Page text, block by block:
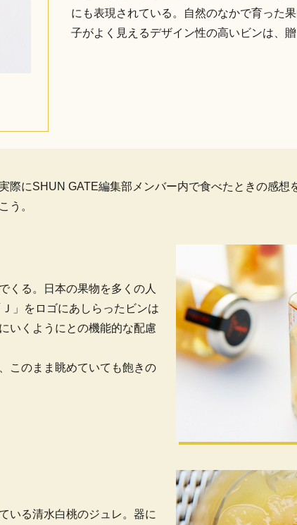
にも表現されている。自然のなかで育った
子がよく見えるデザイン性の高いビンは、
際にSHUN GATE編集部メンバー内で食べたときの感想
う。
くる。日本の果物を多くの人
」をロゴにあしらったビンは
いくようにとの機能的な配慮
このまま眺めていても飽きの
いる清水白桃のジュレ。器に